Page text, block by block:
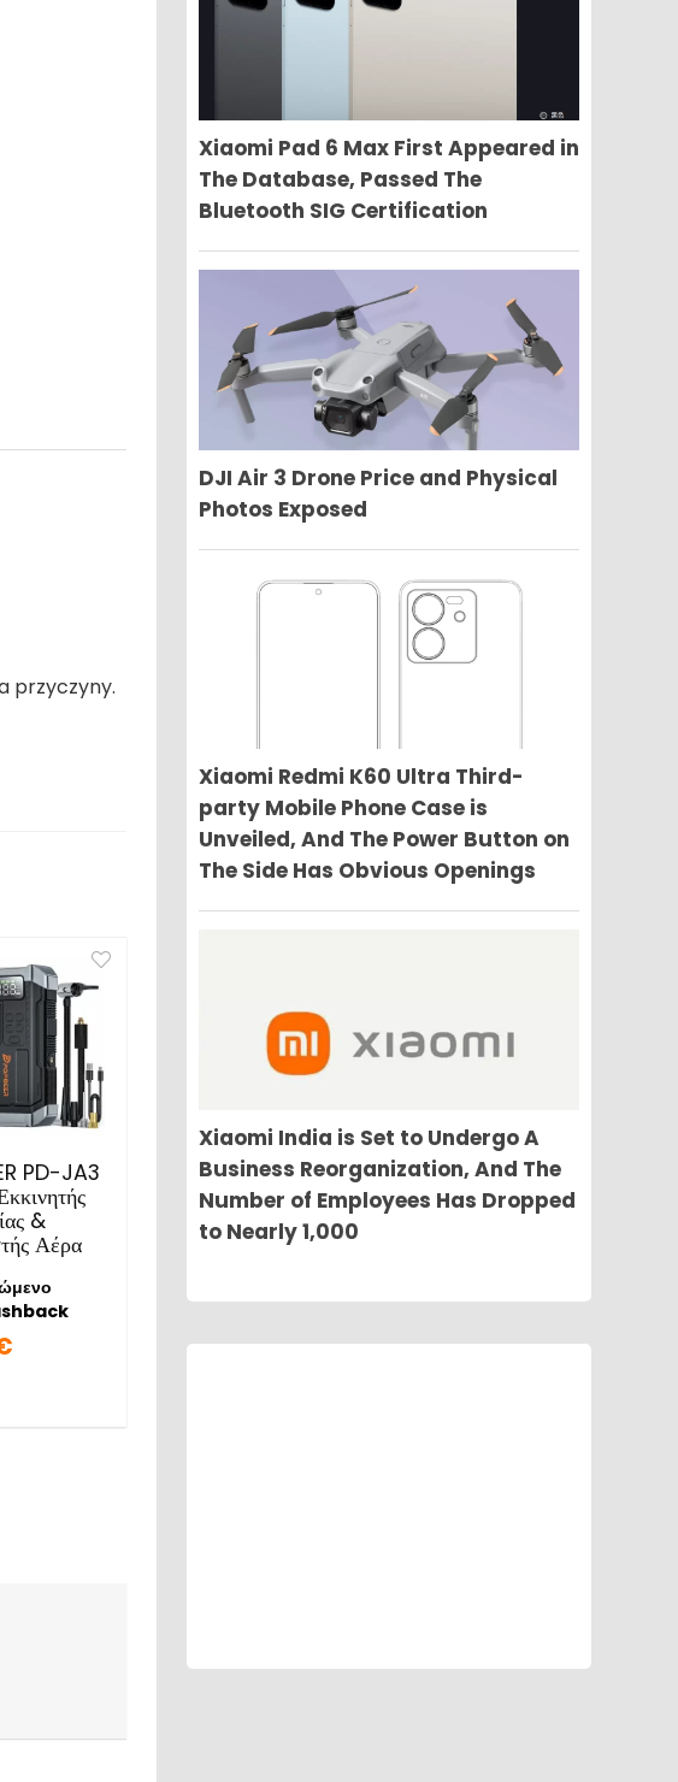
przyczyny.
PD-JA3
&
Αέρα
Xiaomi Pad 6 Max First Appeared in
The Database, Passed The
Bluetooth SIG Certification
DJI Air 3 Drone Price and Physical
Photos Exposed
Xiaomi Redmi K60 Ultra Third-
party Mobile Phone Case is
Unveiled, And The Power Button on
The Side Has Obvious Openings
Xiaomi India is Set to Undergo A
Business Reorganization, And The
Number of Employees Has Dropped
to Nearly 1,000